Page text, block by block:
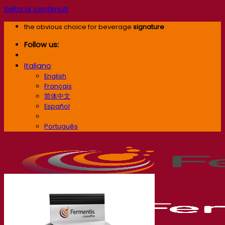
Salta ai contenuti
the obvious choice for beverage signature
Follow us:
Italiano
English
Français
简体中文
Español
Português